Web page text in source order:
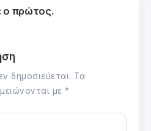
ο πρώτος.
δημοσιεύεται. Τα
με *